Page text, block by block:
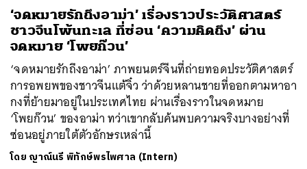
‘จดหมายรักถึงอาม่า’ เรื่องราวประวัติศาสตร์
ชาวจีนโพ้นทะเล ที่ซ่อน ‘ความคิดถึง’ ผ่าน
จดหมาย ‘โพยก๊วน’
‘จดหมายรักถึงอาม่า’ ภาพยนตร์จีนที่ถ่ายทอดประวัติศาสตร์
การอพยพของชาวจีนแต้จิ๋ว ว่าด้วยหลานชายที่ออกตามหาอา
กงที่ย้ายมาอยู่ในประเทศไทย ผ่านเรื่องราวในจดหมาย
‘โพยก๊วน’ ของอาม่า ทว่าเขากลับค้นพบความจริงบางอย่างที่
ซ่อนอยู่ภายใต้ตัวอักษรเหล่านี้
โดย ญาณ์นรี พิทักษ์พรไพศาล (Intern)